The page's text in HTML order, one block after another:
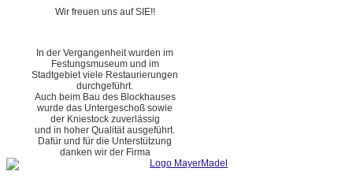
Wir freuen uns auf SIE!!
In der Vergangenheit wurden im
Festungsmuseum und im
Stadtgebiet viele Restaurierungen
durchgeführt.
Auch beim Bau des Blockhauses
wurde das Untergeschoß sowie
der Kniestock zuverlässig
und in hoher Qualität ausgeführt.
Dafür und für die Unterstützung
danken wir der Firma